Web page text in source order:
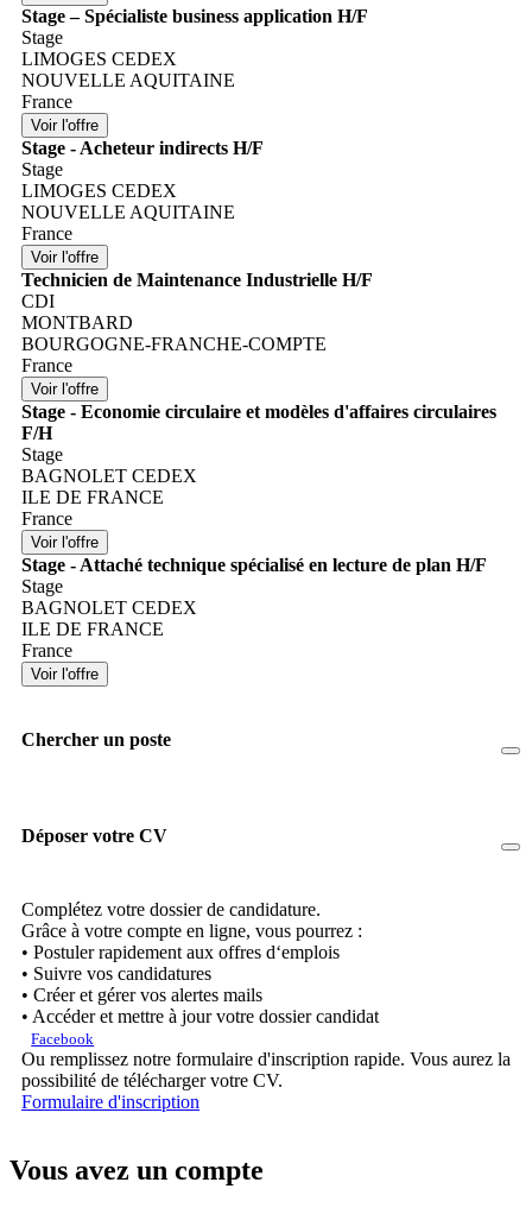
Stage – Spécialiste business application H/F
Stage
LIMOGES CEDEX
NOUVELLE AQUITAINE
France
Stage - Acheteur indirects H/F
Stage
LIMOGES CEDEX
NOUVELLE AQUITAINE
France
Technicien de Maintenance Industrielle H/F
CDI
MONTBARD
BOURGOGNE-FRANCHE-COMPTE
France
Stage - Economie circulaire et modèles d'affaires circulaires
F/H
Stage
BAGNOLET CEDEX
ILE DE FRANCE
France
Stage - Attaché technique spécialisé en lecture de plan H/F
Stage
BAGNOLET CEDEX
ILE DE FRANCE
France
Chercher un poste
Déposer votre CV
Complétez votre dossier de candidature.
Grâce à votre compte en ligne, vous pourrez :
• Postuler rapidement aux offres d‘emplois
• Suivre vos candidatures
• Créer et gérer vos alertes mails
• Accéder et mettre à jour votre dossier candidat
Facebook
Ou remplissez notre formulaire d'inscription rapide. Vous aurez la
possibilité de télécharger votre CV.
Formulaire d'inscription
Vous avez un compte